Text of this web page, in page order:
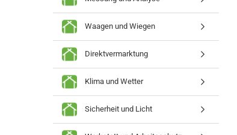
Waagen und Wiegen
Direktvermarktung
Klima und Wetter
Sicherheit und Licht